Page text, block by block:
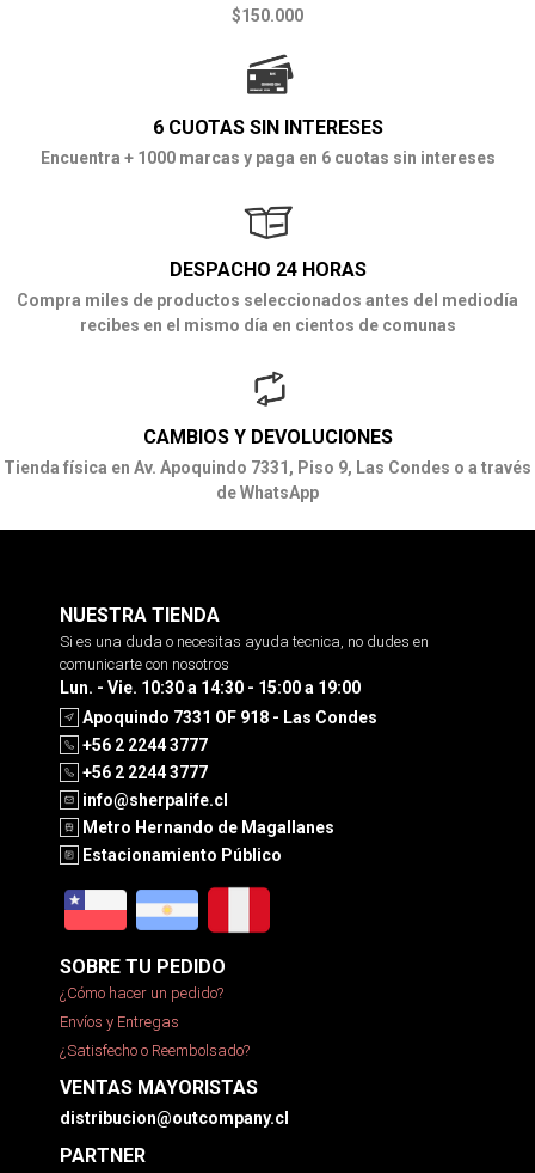
$150.000
6 CUOTAS SIN INTERESES
Encuentra + 1000 marcas y paga en 6 cuotas sin intereses
DESPACHO 24 HORAS
Compra miles de productos seleccionados antes del mediodía
recibes en el mismo día en cientos de comunas
CAMBIOS Y DEVOLUCIONES
Tienda física en Av. Apoquindo 7331, Piso 9, Las Condes o a través
de WhatsApp
NUESTRA TIENDA
Si es una duda o necesitas ayuda tecnica, no dudes en
comunicarte con nosotros
Lun. - Vie. 10:30 a 14:30 - 15:00 a 19:00
Apoquindo 7331 OF 918 - Las Condes
+56 2 2244 3777
+56 2 2244 3777
info@sherpalife.cl
Metro Hernando de Magallanes
Estacionamiento Público
SOBRE TU PEDIDO
¿Cómo hacer un pedido?
Envíos y Entregas
¿Satisfecho o Reembolsado?
VENTAS MAYORISTAS
distribucion@outcompany.cl
PARTNER